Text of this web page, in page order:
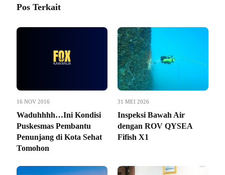
Pos Terkait
16 NOV 2016
Waduhhhh…Ini Kondisi
Puskesmas Pembantu
Penunjang di Kota Sehat
Tomohon
31 MEI 2026
Inspeksi Bawah Air
dengan ROV QYSEA
Fifish X1